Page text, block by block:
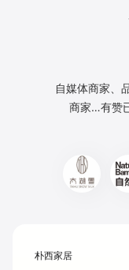
自媒体商家、
商家…有赞
朴西家居